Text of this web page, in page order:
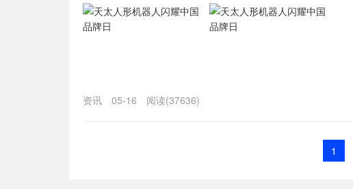
资讯 05-16 阅读(37636)
1